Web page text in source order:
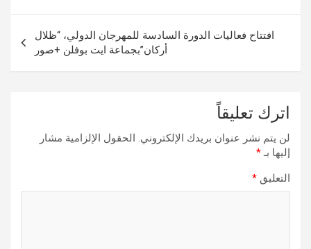
افتتاح فعاليات الدورة السادسة للمهرجان الدولي، “ظلال
أركان”بجماعة ايت بوفلن +صور
اترك تعليقاً
لن يتم نشر عنوان بريدك الإلكتروني. الحقول الإلزامية مشار
إليها بـ*
التعليق *